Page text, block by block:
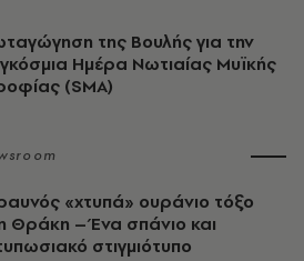
της Βουλής για την
Ημέρα Νωτιαίας Μυϊκής
(SMA)
«χτυπά» ουράνιο τόξο
Θράκη – Ένα σπάνιο και
στιγμιότυπο